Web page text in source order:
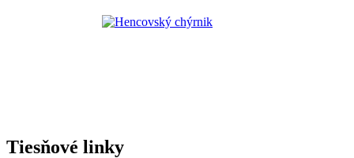
Tiesňové linky